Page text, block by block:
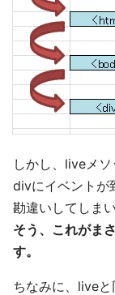
しかし、liveメ
divにイベントが
勘違いしてしま
そう、これがま
す。
ちなみに、live